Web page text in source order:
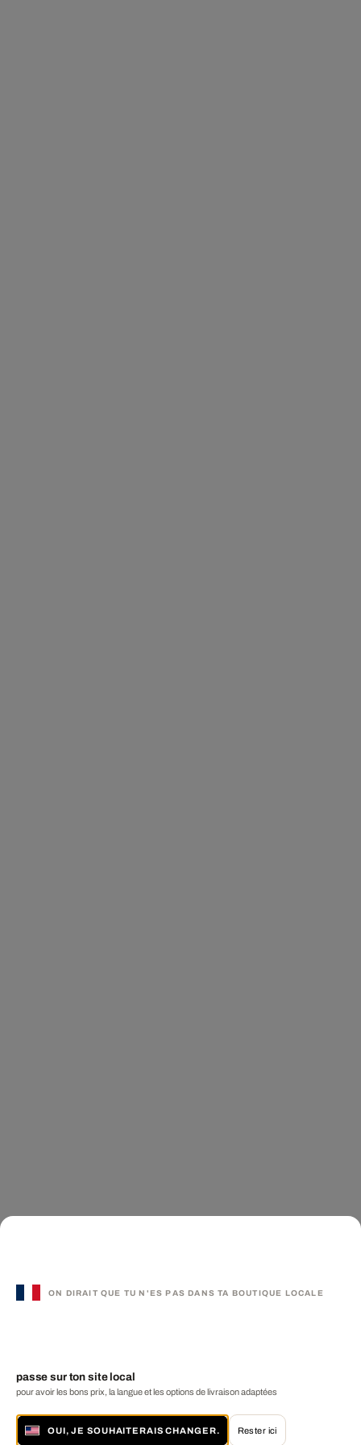
ON DIRAIT QUE TU N'ES PAS DANS TA BOUTIQUE LOCALE
passe sur ton site local
pour avoir les bons prix, la langue et les options de livraison adaptées
OUI, JE SOUHAITERAIS CHANGER. Rester ici